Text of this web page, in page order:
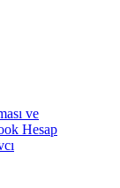
ve
Hesap